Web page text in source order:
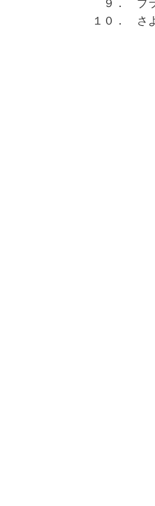
９． プ
１０． さ